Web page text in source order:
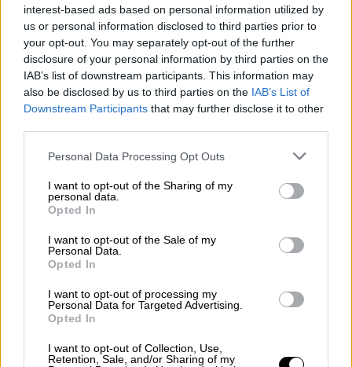
interest-based ads based on personal information utilized by
us or personal information disclosed to third parties prior to
your opt-out. You may separately opt-out of the further
disclosure of your personal information by third parties on the
IAB’s list of downstream participants. This information may
also be disclosed by us to third parties on the IAB’s List of
Downstream Participants that may further disclose it to other
Please note that this website/app uses one or more Google
not limited to your visit or usage behaviour. You may click to
grant or deny consent to Google and its third-party tags to
use your data for below specified purposes in below Google
consent section.
Personal Data Processing Opt Outs
I want to opt-out of the Sharing of my
personal data.
Opted In
I want to opt-out of the Sale of my
Personal Data.
Opted In
I want to opt-out of processing my
Personal Data for Targeted Advertising.
Opted In
I want to opt-out of Collection, Use,
Retention, Sale, and/or Sharing of my
Ελλάδα|10.11.2025 22:38
«καίνε» τον 58χρονο λιμενικό που
κατηγορείται για ασέλγεια
Οι δύο 14χρονοι σύμφωνα με πληροφορίες